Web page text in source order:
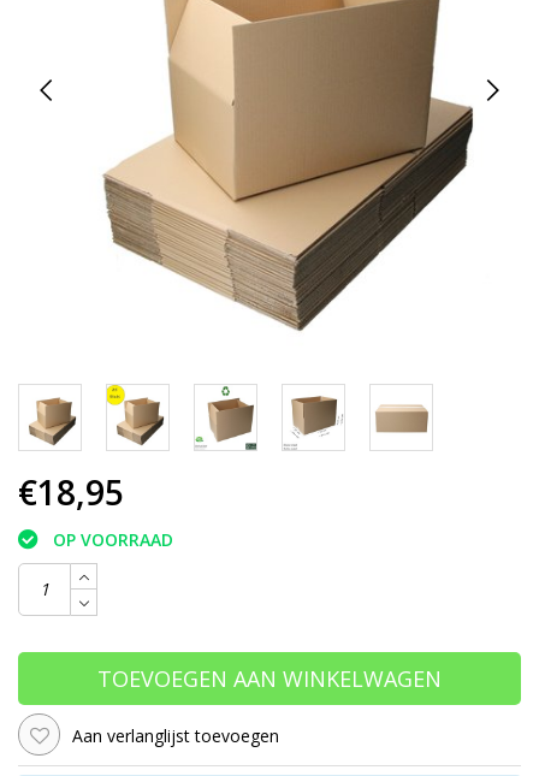
€18,95
OP VOORRAAD
TOEVOEGEN AAN WINKELWAGEN
Aan verlanglijst toevoegen